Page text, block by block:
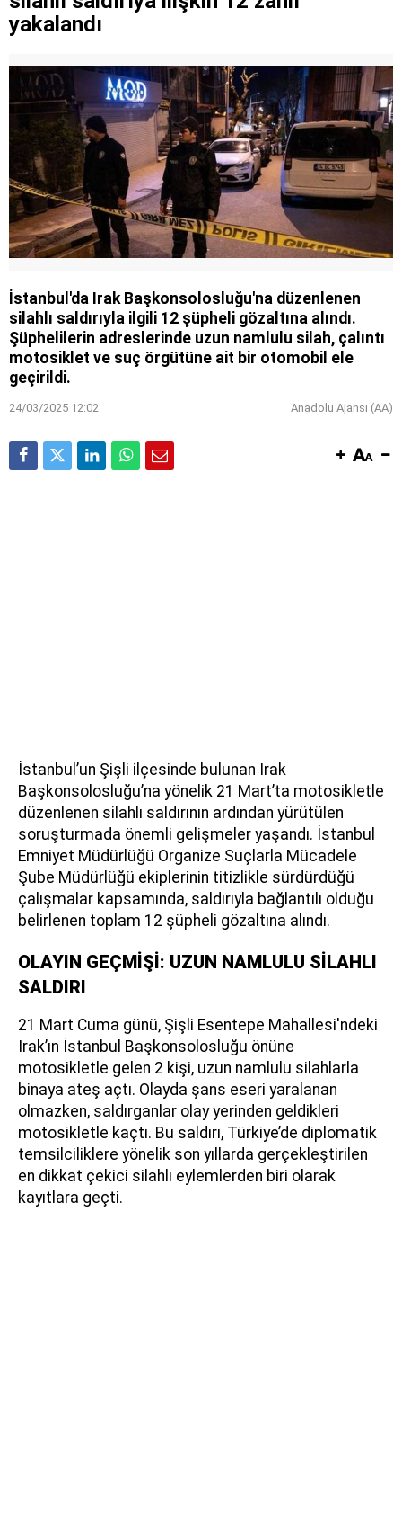
yakalandı
İstanbul'da Irak Başkonsolosluğu'na düzenlenen
silahlı saldırıyla ilgili 12 şüpheli gözaltına alındı.
Şüphelilerin adreslerinde uzun namlulu silah, çalıntı
motosiklet ve suç örgütüne ait bir otomobil ele
geçirildi.
24/03/2025 12:02 Anadolu Ajansı (AA)
İstanbul’un Şişli ilçesinde bulunan Irak
Başkonsolosluğu’na yönelik 21 Mart’ta motosikletle
düzenlenen silahlı saldırının ardından yürütülen
soruşturmada önemli gelişmeler yaşandı. İstanbul
Emniyet Müdürlüğü Organize Suçlarla Mücadele
Şube Müdürlüğü ekiplerinin titizlikle sürdürdüğü
çalışmalar kapsamında, saldırıyla bağlantılı olduğu
belirlenen toplam 12 şüpheli gözaltına alındı.
OLAYIN GEÇMİŞİ: UZUN NAMLULU SİLAHLI
SALDIRI
21 Mart Cuma günü, Şişli Esentepe Mahallesi'ndeki
Irak’ın İstanbul Başkonsolosluğu önüne
motosikletle gelen 2 kişi, uzun namlulu silahlarla
binaya ateş açtı. Olayda şans eseri yaralanan
olmazken, saldırganlar olay yerinden geldikleri
motosikletle kaçtı. Bu saldırı, Türkiye’de diplomatik
temsilciliklere yönelik son yıllarda gerçekleştirilen
en dikkat çekici silahlı eylemlerden biri olarak
kayıtlara geçti.